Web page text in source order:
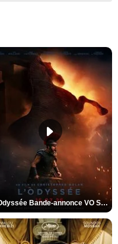
L'Odyssée Bande-annonce VO STFR